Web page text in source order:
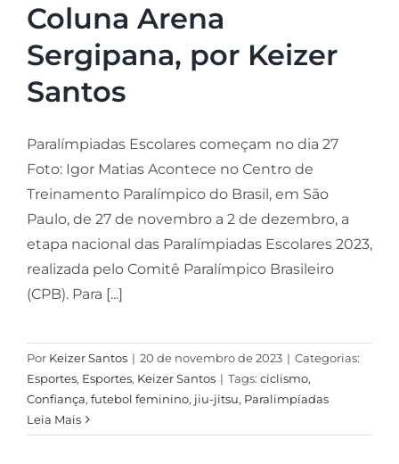
Coluna Arena
Sergipana, por Keizer
Santos
Paralímpiadas Escolares começam no dia 27
Foto: Igor Matias Acontece no Centro de
Treinamento Paralímpico do Brasil, em São
Paulo, de 27 de novembro a 2 de dezembro, a
etapa nacional das Paralímpiadas Escolares 2023,
realizada pelo Comitê Paralímpico Brasileiro
(CPB). Para [...]
Por Keizer Santos | 20 de novembro de 2023 | Categorias:
Esportes, Esportes, Keizer Santos | Tags: ciclismo,
Confiança, futebol feminino, jiu-jitsu, Paralimpíadas
Leia Mais